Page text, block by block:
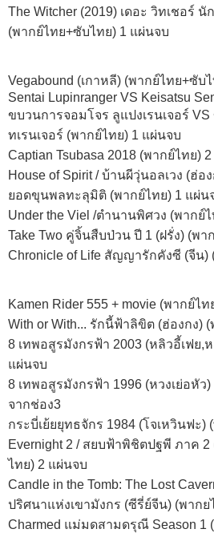
The Witcher (2019) เดอะ วิทเชอร์
(พากย์ไทย+ซับไทย) 1 แผ่นจบ
Vegabound (เกาหลี) (พากย์ไทย+ซับ
Sentai Lupinranger VS Keisatsu
ขบวนการจอมโจร ลูแปงเรนเจอร์
ทเรนเจอร์ (พากย์ไทย) 1 แผ่นจบ
Captian Tsubasa 2018 (พากย์ไทย)
House of Spirit / บ้านผีวุ่นอลเวง (ฮ่อ
ยอดขุนพลทะลุมิติ (พากย์ไทย) 1 แผ่น
Under the Viel /ตำนานพิศวง (พากย์
Take Two คู่จิ้นสืบป่วน ปี 1 (ฝรั่ง) (พา
Chronicle of Life สัญญารักคังซี (จีน)
Kamen Rider 555 + movie (พากย์ไ
With or With... รักนี้ฟ้าลิขิต (ฮ่องกง)
8 เทพอสูรมังกรฟ้า 2003 (หลิวอี้เฟย,
แผ่นจบ
8 เทพอสูรมังกรฟ้า 1996 (หวงเย่อหั
จากช่อง3
กระบี่เย้ยยุทธจักร 1984 (โจเหวินฟะ)
Evernight 2 / สยบฟ้าพิชิตปฐพี ภาค
ไทย) 2 แผ่นจบ
Candle in the Tomb: The Lost
ปริศนาแห่งเขามังกร (ซีรี่ย์จีน) (พาก
Charmed แม่มดสามดรุณี Season 1